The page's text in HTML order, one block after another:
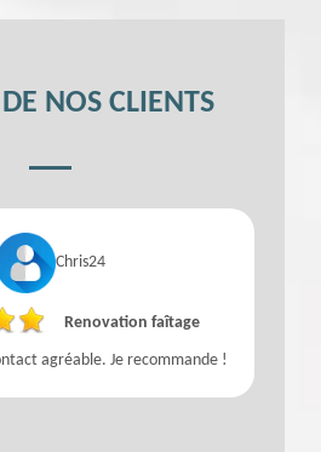
NOS CLIENTS
Chris24
Renovation faîtage
agréable. Je recommande !